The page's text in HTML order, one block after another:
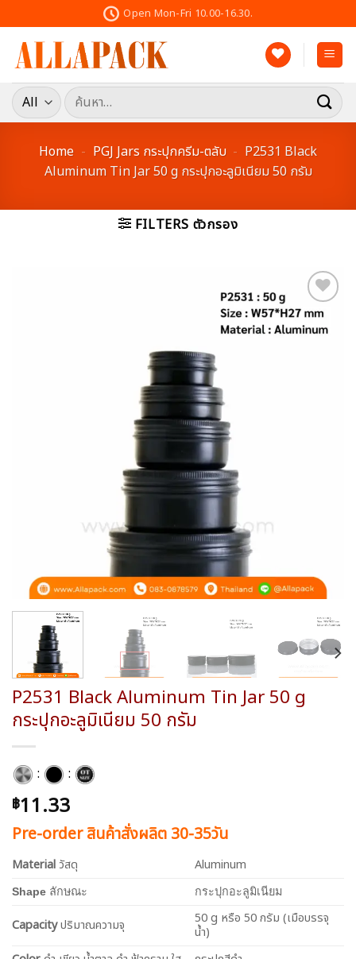
to
content
Open Mon-Fri 10.00-16.30.
ค้นหา:
Home - PGJ Jars กระปุกครีม-ตลับ - P2531 Black
Aluminum Tin Jar 50 g กระปุกอะลูมิเนียม 50 กรัม
FILTERS ตัวกรอง
P2531 Black Aluminum Tin Jar 50 g
กระปุกอะลูมิเนียม 50 กรัม
: :
฿11.33
Pre-order สินค้าสั่งผลิต 30-35วัน
Material วัสดุ Aluminum
Shape ลักษณะ กระปุกอะลูมิเนียม
Capacityปริมาณความจุ
50 g หรือ 50 กรัม (เมือบรรจุ
น้ำ)